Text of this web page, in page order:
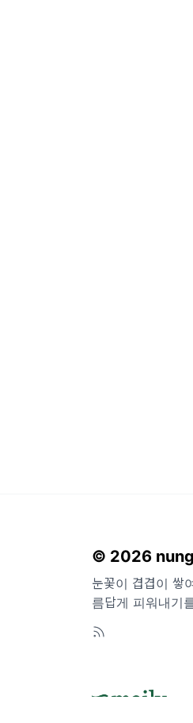
© 2026
눈꽃이 겹겹이 쌓
름답게 피워내기